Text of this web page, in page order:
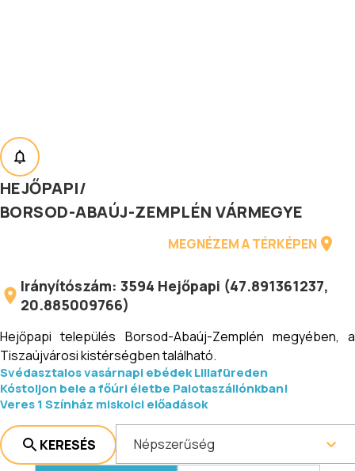
HEJŐPAPI/
BORSOD-ABAÚJ-ZEMPLÉN VÁRMEGYE
MEGNÉZEM A TÉRKÉPEN
Irányítószám:3594 Hejőpapi (47.891361237,
20.885009766)
Hejőpapi település Borsod-Abaúj-Zemplén megyében, a
Tiszaújvárosi kistérségben található.
Svédasztalos vasárnapi ebédek Lillafüreden
Kóstoljon bele a főúri életbe Palotaszállónkban!
Veres 1 Színház miskolci előadások
KERESÉS Népszerűség